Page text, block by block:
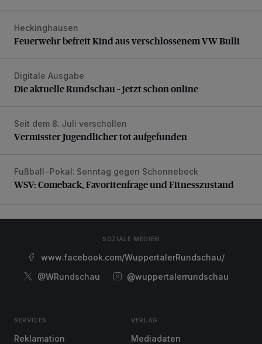
Feuerwehr befreit Kind aus verschlossenem VW Bulli
Heckinghausen
Feuerwehr befreit Kind aus verschlossenem VW Bulli
Die aktuelle Rundschau – jetzt schon online
Digitale Ausgabe
Die aktuelle Rundschau – jetzt schon online
Vermisster Jugendlicher tot aufgefunden
Seit dem 8. Juli verschollen
Vermisster Jugendlicher tot aufgefunden
WSV: Comeback, Favoritenfrage und Fitnesszustand
Fußball-Pokal: Sonntag gegen Schonnebeck
WSV: Comeback, Favoritenfrage und Fitnesszustand
SOZIALE MEDIEN
www.facebook.com/WuppertalerRundschau/
@WRundschau
@wuppertalerrundschau
SERVICES
Reklamation
VERLAG
Mediadaten